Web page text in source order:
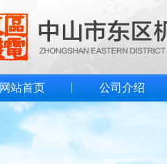
网站首页 公司介绍